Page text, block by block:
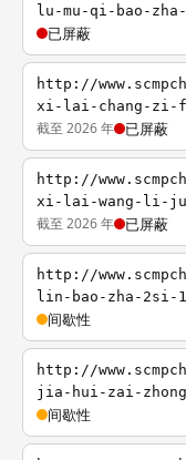
lu-mu-qi-bao-
已屏蔽
http://
xi-lai-chang-zi-
截至 2026 年 已屏蔽
http://
xi-lai-wang-li-
截至 2026 年 已屏蔽
http://
lin-bao-zha-2si-
间歇性
http://
jia-hui-zai-
间歇性